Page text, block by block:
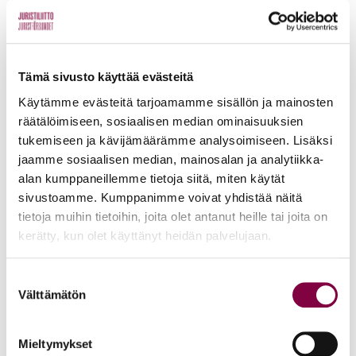
Tämä sivusto käyttää evästeitä
Käytämme evästeitä tarjoamamme sisällön ja mainosten
räätälöimiseen, sosiaalisen median ominaisuuksien
tukemiseen ja kävijämäärämme analysoimiseen. Lisäksi
jaamme sosiaalisen median, mainosalan ja analytiikka-
alan kumppaneillemme tietoja siitä, miten käytät
sivustoamme. Kumppanimme voivat yhdistää näitä
tietoja muihin tietoihin, joita olet antanut heille tai joita on
kerätty, kun olet käyttänyt heidän palvelujaan.
valinta
Välttämätön
Mieltymykset
hallinto-oikeus ei olisi enää
päätösvaltainen tilanteessa, jossa sen
yhdelle on tullut este istunnon
aloittamisen jälkeen? Olisiko sääntely
tarpeen säilyttää lainsäädännössä
useampien kuin kahden lainoppineen
jäsenen kokoonpanojen osalta, ja jos olisi,
niin millä perusteella?
8. Aiheuttaisiko kahden lainoppineen
jäsenen kokoonpanon pääsäännöksi tai
aiempaa joustavammaksi vaihtoehdoksi